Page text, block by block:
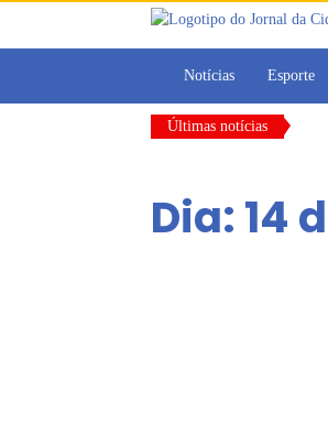
Notícias Esporte
Últimas notícias
Dia: 14